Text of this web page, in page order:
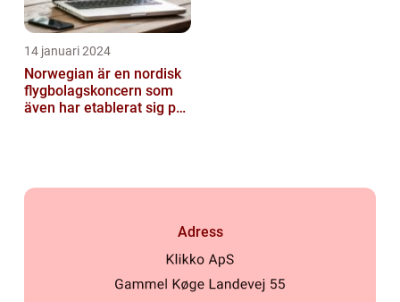
14 januari 2024
Norwegian är en nordisk
flygbolagskoncern som
även har etablerat sig på
Adress